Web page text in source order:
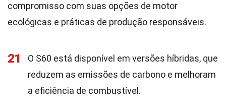
compromisso com suas opções de motor
ecológicas e práticas de produção responsáveis.
21
O S60 está disponível em versões híbridas, que
reduzem as emissões de carbono e melhoram
a eficiência de combustível.